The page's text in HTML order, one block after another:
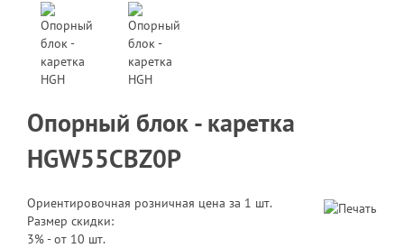
Опорный блок - каретка
HGW55CBZ0P
Ориентировочная розничная цена за 1 шт.
Размер скидки:
3% - от 10 шт.